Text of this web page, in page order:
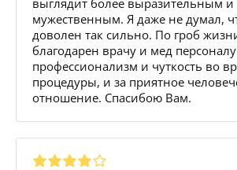
мужественным. Я даже не думал,
доволен так сильно. По гроб
благодарен врачу и мед
профессионализм и чуткость во
процедуры, и за приятное
отношение. Спасибою Вам.